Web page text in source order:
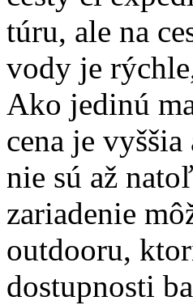
túru, ale na
vody je
Ako jedinú
cena je
nie sú až
zariadenie
outdooru,
dostupnosti